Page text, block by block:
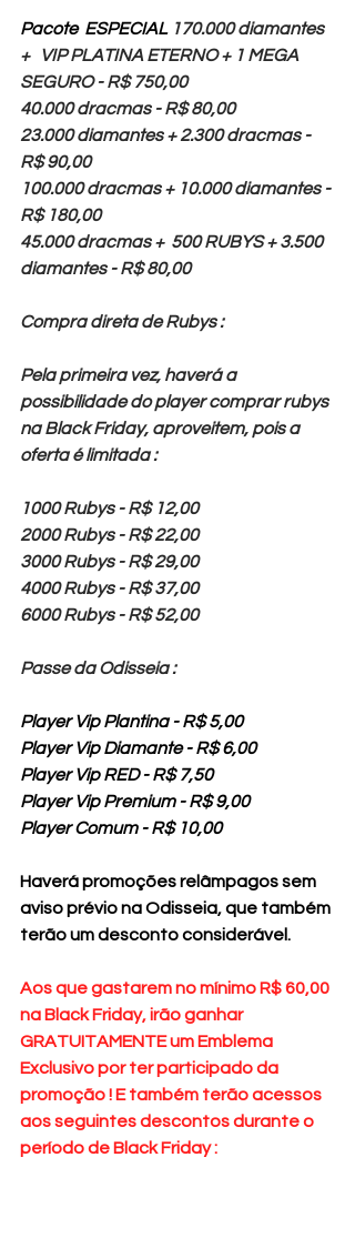
Pacote  ESPECIAL 170.000 diamantes
+   VIP PLATINA ETERNO + 1 MEGA
SEGURO - R$ 750,00
40.000 dracmas - R$ 80,00
23.000 diamantes + 2.300 dracmas -
R$ 90,00
100.000 dracmas + 10.000 diamantes -
R$ 180,00
45.000 dracmas +  500 RUBYS + 3.500
diamantes - R$ 80,00
Compra direta de Rubys :
Pela primeira vez, haverá a
possibilidade do player comprar rubys
na Black Friday, aproveitem, pois a
oferta é limitada :
1000 Rubys - R$ 12,00
2000 Rubys - R$ 22,00
3000 Rubys - R$ 29,00
4000 Rubys - R$ 37,00
6000 Rubys - R$ 52,00
Passe da Odisseia :
Player Vip Plantina - R$ 5,00
Player Vip Diamante - R$ 6,00
Player Vip RED - R$ 7,50
Player Vip Premium - R$ 9,00
Player Comum - R$ 10,00
Haverá promoções relâmpagos sem
aviso prévio na Odisseia, que também
terão um desconto considerável.
Aos que gastarem no mínimo R$ 60,00
na Black Friday, irão ganhar
GRATUITAMENTE um Emblema
Exclusivo por ter participado da
promoção ! E também terão acessos
aos seguintes descontos durante o
período de Black Friday :